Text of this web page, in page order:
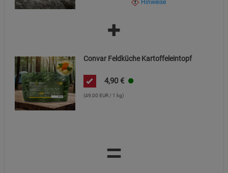
Das Messer besteht aus hochwertigen Materialien, die
recycelbar sind. Bitte entsorgen Sie das Produkt gemäß
Kunststoffabfälle.
Hinweise
Convar Feldküche Kartoffeleintopf
4,90 €
(49,00 EUR / 1 kg)
=